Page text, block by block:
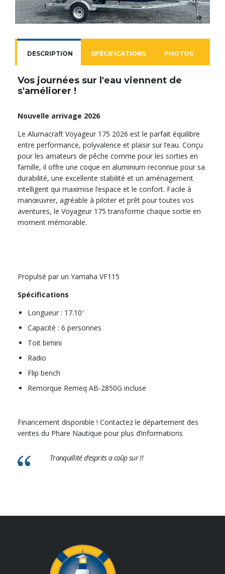
DESCRIPTION SPÉCIFICATIONS PHOTOS
Vos journées sur l'eau viennent de
s'améliorer !
Nouvelle arrivage 2026
Le Alumacraft Voyageur 175 2026 est le parfait équilibre
entre performance, polyvalence et plaisir sur l’eau. Conçu
pour les amateurs de pêche comme pour les sorties en
famille, il offre une coque en aluminium reconnue pour sa
durabilité, une excellente stabilité et un aménagement
intelligent qui maximise l’espace et le confort. Facile à
manœuvrer, agréable à piloter et prêt pour toutes vos
aventures, le Voyageur 175 transforme chaque sortie en
moment mémorable.
Propulsé par un Yamaha VF115
Spécifications
Longueur : 17.10′
Capacité : 6 personnes
Toit bimini
Radio
Flip bench
Remorque Remeq AB-2850G incluse
Financement disponible ! Contactez le département des
ventes du Phare Nautique pour plus d’informations
Tranquillité d’esprits a coûp sur !!